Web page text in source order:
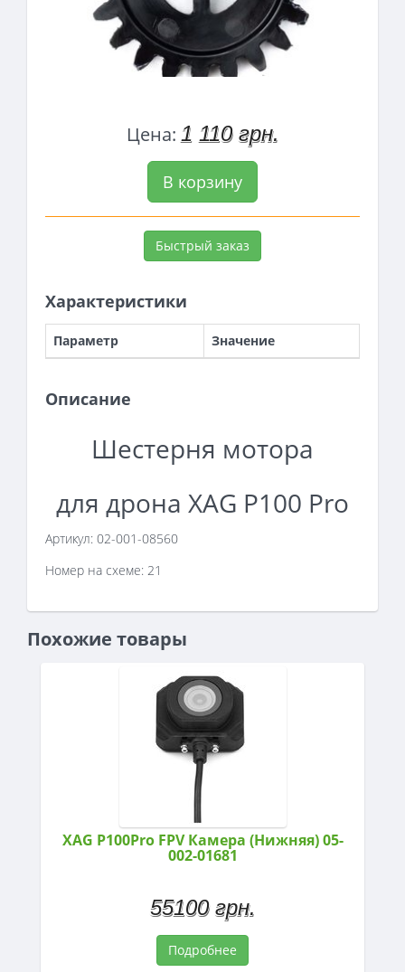
Цена: 1 110 грн.
В корзину
Быстрый заказ
Характеристики
Параметр Значение
Описание
Шестерня мотора
для дрона XAG P100 Pro
Артикул: 02-001-08560
Номер на схеме: 21
Похожие товары
XAG P100Pro FPV Камера (Нижняя) 05-
002-01681
55100 грн.
Подробнее